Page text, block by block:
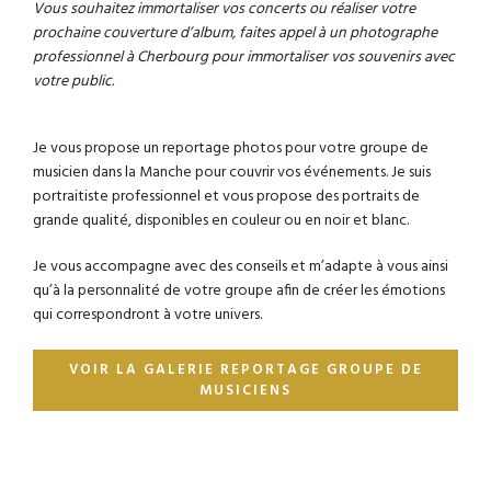
Vous souhaitez immortaliser vos concerts ou réaliser votre
prochaine couverture d’album, faites appel à un photographe
professionnel à Cherbourg pour immortaliser vos souvenirs avec
votre public.
Je vous propose un reportage photos pour votre groupe de
musicien dans la Manche pour couvrir vos événements. Je suis
portraitiste professionnel et vous propose des portraits de
grande qualité, disponibles en couleur ou en noir et blanc.
Je vous accompagne avec des conseils et m’adapte à vous ainsi
qu’à la personnalité de votre groupe afin de créer les émotions
qui correspondront à votre univers.
VOIR LA GALERIE REPORTAGE GROUPE DE
MUSICIENS